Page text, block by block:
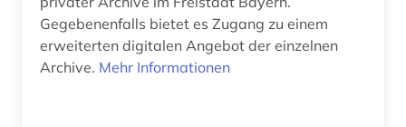
erziehungswissenschaften (2)
ethnographie (1)
Gegebenenfalls bietet es Zugang zu einem
erweiterten digitalen Angebot der einzelnen
Archive. Mehr Informationen